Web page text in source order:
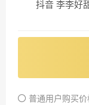
抖音 李李好
普通用户购买价